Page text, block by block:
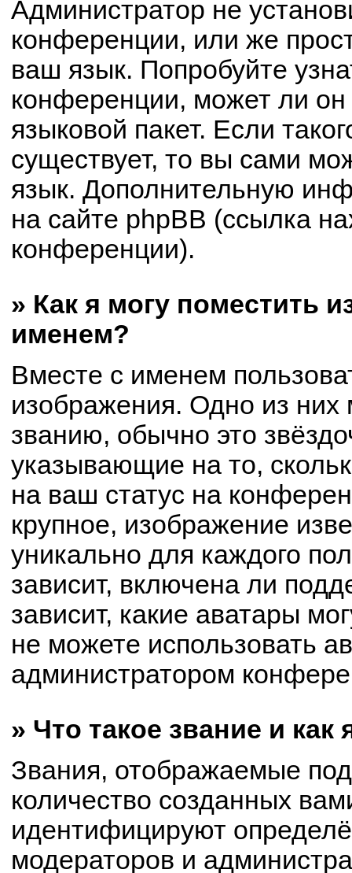
Администратор не
конференции, или же
ваш язык. Попробуйте
конференции, может ли
языковой пакет. Если
существует, то вы сами
язык. Дополнительную
на сайте phpBB (ссылка
конференции).
» Как я могу поместить
именем?
Вместе с именем
изображения. Одно из них
званию, обычно это
указывающие на то,
на ваш статус на
крупное, изображение
уникально для каждого
зависит, включена ли
зависит, какие аватары
не можете использовать
администратором
» Что такое звание и как
Звания, отображаемые
количество созданных
идентифицируют
модераторов и